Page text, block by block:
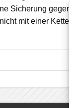
Sicherung gegen
mit einer Kette